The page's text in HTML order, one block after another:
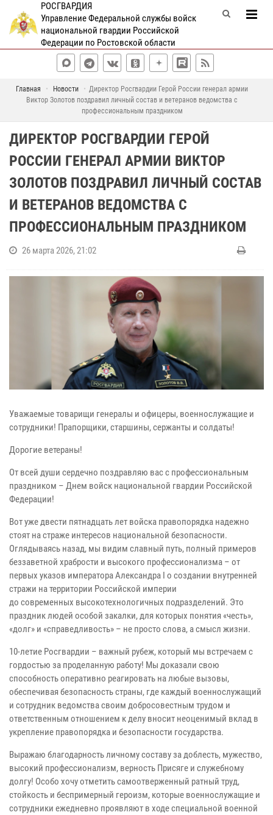
РОСГВАРДИЯ
Управление Федеральной службы войск
национальной гвардии Российской
Федерации по Ростовской области
Главная Новости
Директор Росгвардии Герой России генерал армии
Виктор Золотов поздравил личный состав и ветеранов ведомства с
профессиональным праздником
ДИРЕКТОР РОСГВАРДИИ ГЕРОЙ
РОССИИ ГЕНЕРАЛ АРМИИ ВИКТОР
ЗОЛОТОВ ПОЗДРАВИЛ ЛИЧНЫЙ СОСТАВ
И ВЕТЕРАНОВ ВЕДОМСТВА С
ПРОФЕССИОНАЛЬНЫМ ПРАЗДНИКОМ
26 марта 2026, 21:02
Уважаемые товарищи генералы и офицеры, военнослужащие и
сотрудники! Прапорщики, старшины, сержанты и солдаты!
Дорогие ветераны!
От всей души сердечно поздравляю вас с профессиональным
праздником – Днем войск национальной гвардии Российской
Федерации!
Вот уже двести пятнадцать лет войска правопорядка надежно
стоят на страже интересов национальной безопасности.
Оглядываясь назад, мы видим славный путь, полный примеров
беззаветной храбрости и высокого профессионализма – от
первых указов императора Александра I о создании внутренней
стражи на территории Российской империи
до современных высокотехнологичных подразделений. Это
праздник людей особой закалки, для которых понятия «честь»,
«долг» и «справедливость» – не просто слова, а смысл жизни.
10-летие Росгвардии – важный рубеж, который мы встречаем с
гордостью за проделанную работу! Мы доказали свою
способность оперативно реагировать на любые вызовы,
обеспечивая безопасность страны, где каждый военнослужащий
и сотрудник ведомства своим добросовестным трудом и
ответственным отношением к делу вносит неоценимый вклад в
укрепление правопорядка и безопасности государства.
Выражаю благодарность личному составу за доблесть, мужество,
высокий профессионализм, верность Присяге и служебному
долгу! Особо хочу отметить самоотверженный ратный труд,
стойкость и беспримерный героизм, которые военнослужащие и
сотрудники ежедневно проявляют в ходе специальной военной